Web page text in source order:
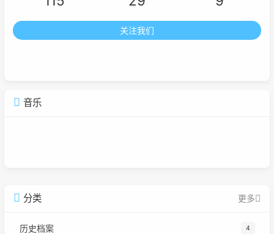
关注我们
音乐
分类 更多
历史档案 4